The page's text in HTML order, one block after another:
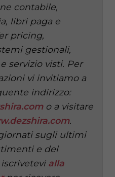
contabile,
libri paga e
pricing,
gestionali,
servizio visti. Per
vi invitiamo a
indirizzo:
o a visitare
.
sugli ultimi
e del
alla